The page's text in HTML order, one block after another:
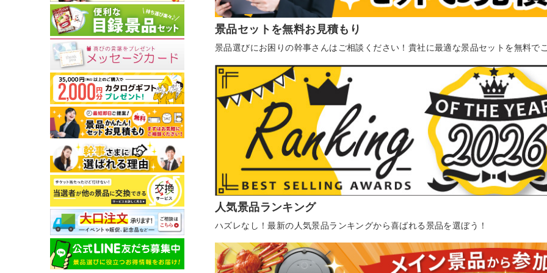
景品セットを無料お見積もり
景品選びにお困りの幹事さんはご相談ください！貴社に最適な景品セットを無料で
人気景品ランキング
ハズレなし！最新の人気景品ランキングから喜ばれる景品を選ぼう！